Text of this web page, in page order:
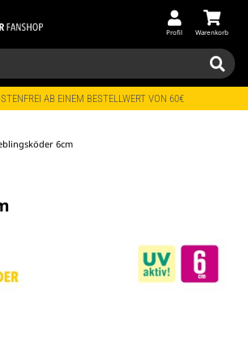
Profil Warenkorb
AB EINEM BESTELLWERT VON 60€
6cm